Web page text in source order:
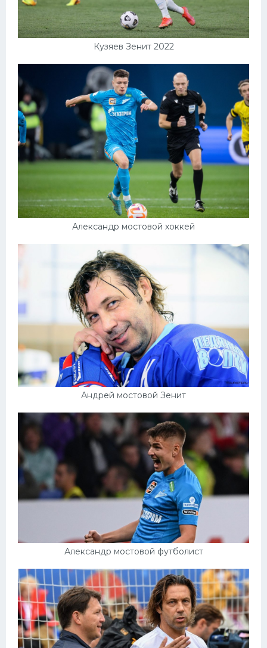
Кузяев Зенит 2022
Александр мостовой хоккей
Андрей мостовой Зенит
Александр мостовой футболист